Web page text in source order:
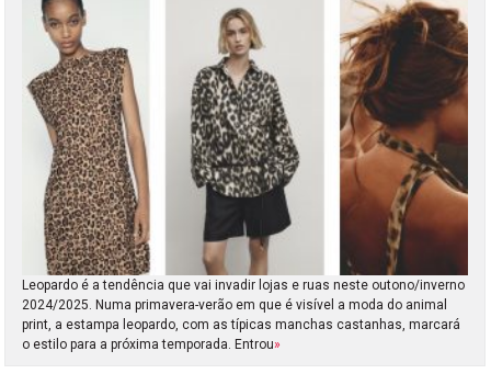
Leopardo é a tendência que vai invadir lojas e ruas neste outono/inverno
2024/2025. Numa primavera-verão em que é visível a moda do animal
print, a estampa leopardo, com as típicas manchas castanhas, marcará
o estilo para a próxima temporada. Entrou»